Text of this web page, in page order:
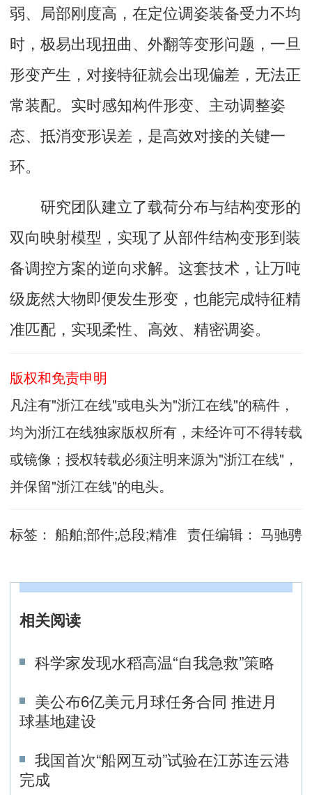
弱、局部刚度高，在定位调姿装备受力不均
时，极易出现扭曲、外翻等变形问题，一旦
形变产生，对接特征就会出现偏差，无法正
常装配。实时感知构件形变、主动调整姿
态、抵消变形误差，是高效对接的关键一
环。
研究团队建立了载荷分布与结构变形的
双向映射模型，实现了从部件结构变形到装
备调控方案的逆向求解。这套技术，让万吨
级庞然大物即便发生形变，也能完成特征精
准匹配，实现柔性、高效、精密调姿。
版权和免责申明
凡注有"浙江在线"或电头为"浙江在线"的稿件，
均为浙江在线独家版权所有，未经许可不得转载
或镜像；授权转载必须注明来源为"浙江在线"，
并保留"浙江在线"的电头。
标签： 船舶;部件;总段;精准 责任编辑： 马驰骋
相关阅读
科学家发现水稻高温“自我急救”策略
美公布6亿美元月球任务合同 推进月
球基地建设
我国首次“船网互动”试验在江苏连云港
完成